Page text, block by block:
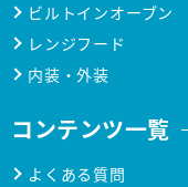
ビルトインオーブン
レンジフード
内装・外装
コンテンツ一覧
よくある質問